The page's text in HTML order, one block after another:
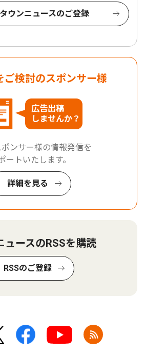
ウンニュースのご登録
ご検討のスポンサー様
広告出稿
しませんか？
ンサー様の情報発信を
ートいたします。
詳細を見る
ュースのRSSを購読
RSSのご登録